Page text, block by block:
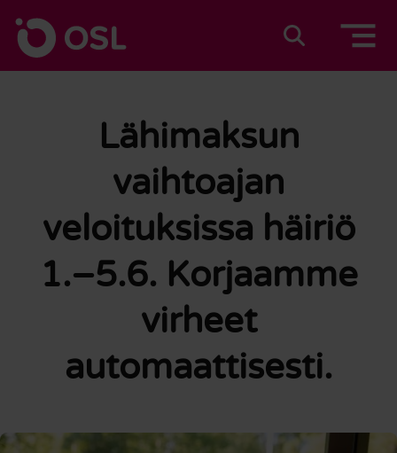
Etusivulle
Lähimaksun
vaihtoajan
veloituksissa häiriö
1.–5.6. Korjaamme
virheet
automaattisesti.